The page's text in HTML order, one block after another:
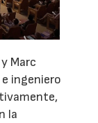
Marc
ingeniero
la